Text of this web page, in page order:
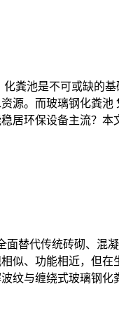
粪池是不可或缺的
源。而玻璃钢化粪
居环保设备主流？本
替代传统砖砌、混
似、功能相近，但
纹与缠绕式玻璃钢化